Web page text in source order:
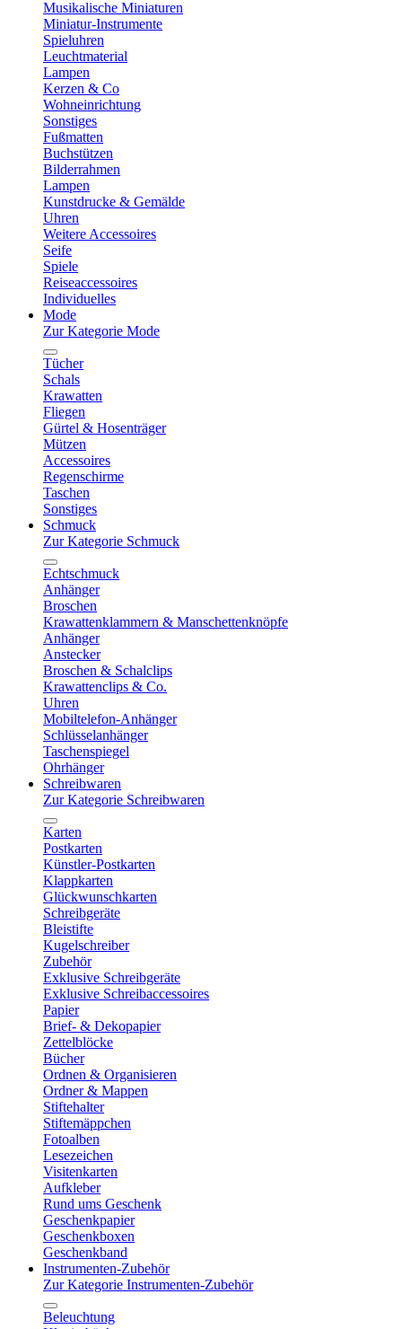
Musikalische Miniaturen
Miniatur-Instrumente
Spieluhren
Leuchtmaterial
Lampen
Kerzen & Co
Wohneinrichtung
Sonstiges
Fußmatten
Buchstützen
Bilderrahmen
Lampen
Kunstdrucke & Gemälde
Uhren
Weitere Accessoires
Seife
Spiele
Reiseaccessoires
Individuelles
Mode
Zur Kategorie Mode
Tücher
Schals
Krawatten
Fliegen
Gürtel & Hosenträger
Mützen
Accessoires
Regenschirme
Taschen
Sonstiges
Schmuck
Zur Kategorie Schmuck
Echtschmuck
Anhänger
Broschen
Krawattenklammern & Manschettenknöpfe
Anhänger
Anstecker
Broschen & Schalclips
Krawattenclips & Co.
Uhren
Mobiltelefon-Anhänger
Schlüsselanhänger
Taschenspiegel
Ohrhänger
Schreibwaren
Zur Kategorie Schreibwaren
Karten
Postkarten
Künstler-Postkarten
Klappkarten
Glückwunschkarten
Schreibgeräte
Bleistifte
Kugelschreiber
Zubehör
Exklusive Schreibgeräte
Exklusive Schreibaccessoires
Papier
Brief- & Dekopapier
Zettelblöcke
Bücher
Ordnen & Organisieren
Ordner & Mappen
Stiftehalter
Stiftemäppchen
Fotoalben
Lesezeichen
Visitenkarten
Aufkleber
Rund ums Geschenk
Geschenkpapier
Geschenkboxen
Geschenkband
Instrumenten-Zubehör
Zur Kategorie Instrumenten-Zubehör
Beleuchtung